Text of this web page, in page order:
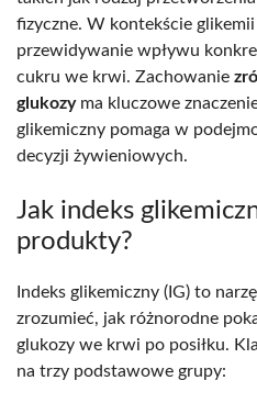
fizyczne. W kontekście
przewidywanie wpływu
cukru we krwi. Zachowanie
glukozyma kluczowe
glikemiczny pomaga w
decyzji żywieniowych.
Jak indeks
produkty?
Indeks glikemiczny (IG) to
zrozumieć, jak różnorodne
glukozy we krwi po posiłku.
na trzy podstawowe grupy: